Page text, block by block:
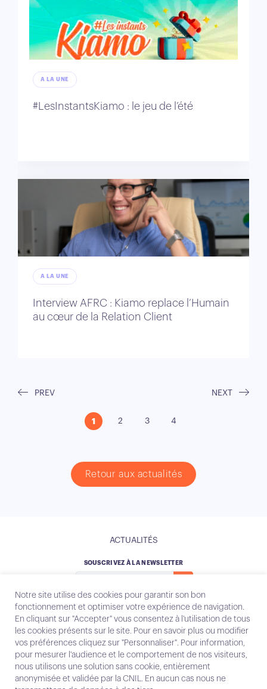
A LA UNE
#LesInstantsKiamo : le jeu de l’été
A LA UNE
Interview AFRC : Kiamo replace l’Humain
au cœur de la Relation Client
PREV
1 2 3 4
NEXT
Retour aux actualités
ACTUALITÉS
SOUSCRIVEZ À LA NEWSLETTER
Instagram
Email
Contact
Notre site utilise des cookies pour garantir son bon
fonctionnement et optimiser votre expérience de navigation.
En cliquant sur "Accepter" vous consentez à l'utilisation de tous
les cookies présents sur le site. Pour en savoir plus ou modifier
vos préférences cliquez sur "Personnaliser". Pour information,
pour mesurer l'audience et le comportement de nos visiteurs,
nous utilisons une solution sans cookie, entièrement
anonymisée et validée par la CNIL. En aucun cas nous ne